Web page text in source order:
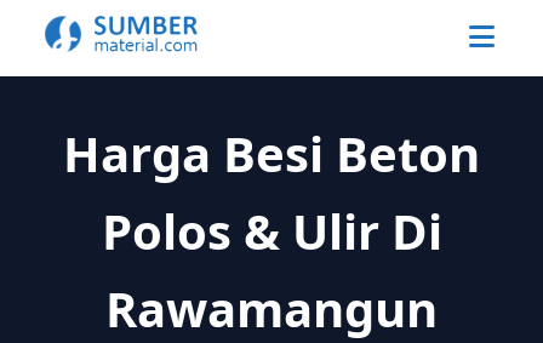
Harga Besi Beton
Polos & Ulir Di
Rawamangun